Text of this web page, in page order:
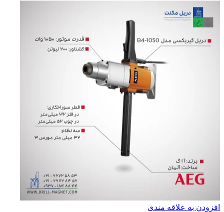
افزودن به علاقه مندی